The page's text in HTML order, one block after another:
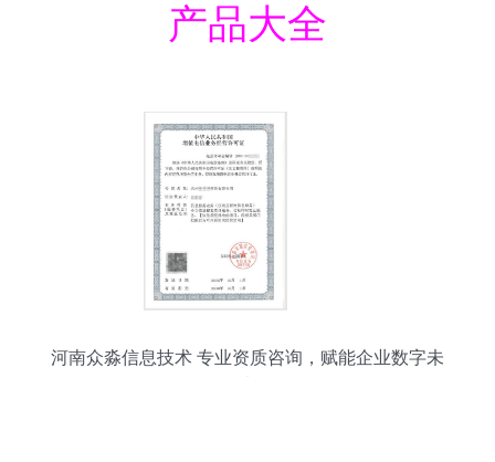
产品大全
河南众淼信息技术 专业资质咨询，赋能企业数字未